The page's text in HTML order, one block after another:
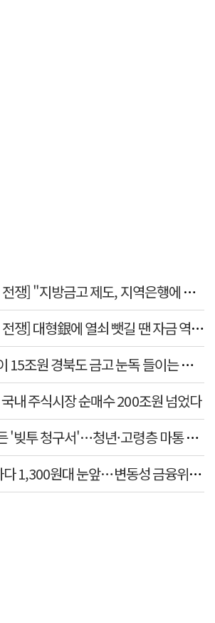
쟁] "지방금고 제도, 지역은행에 불리"
쟁] 대형銀에 열쇠 뺏길 땐 자금 역외
15조원 경북도 금고 눈독 들이는 대형
내 주식시장 순매수 200조원 넘었다
'빚투 청구서'…청년·고령층 마통 연
1,300원대 눈앞…변동성 금융위기